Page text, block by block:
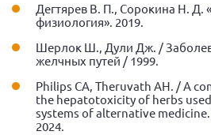
Дегтярев В. П., Сорокина Н. Д.
физиология». 2019.
Шерлок Ш., Дули Дж. /
желчных путей / 1999.
Philips CA, Theruvath AH. / A
the hepatotoxicity of herbs
systems of alternative
2024.